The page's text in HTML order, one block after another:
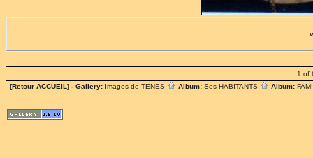
1 of
[Retour ACCUEIL] - Gallery: Images de TENES Album: Ses HABITANTS Album: